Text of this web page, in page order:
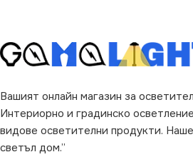
ДИМИРАНЕ
Не се димира
ВИД НА КРУШКАТА
G45
Вашият онлайн магазин за
Интериорно и градинско
видове осветителни продукти.
светъл дом.”